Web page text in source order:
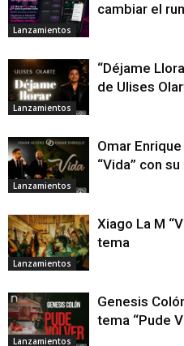
Lanzamientos
cambiar el
Lanzamientos
“Déjame
de Ulises
Lanzamientos
Omar
“Vida” con
Lanzamientos
Xiago La M
tema
Lanzamientos
Genesis
tema “Pude